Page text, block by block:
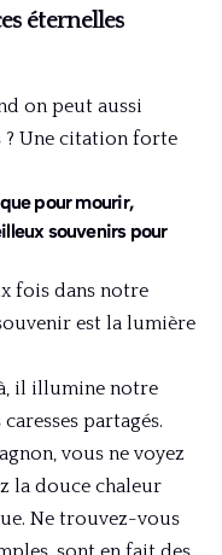
éternelles
on peut aussi
? Une citation forte
pour mourir,
souvenirs pour
fois dans notre
est la lumière
il illumine notre
partagés.
vous ne voyez
la douce chaleur
Ne trouvez-vous